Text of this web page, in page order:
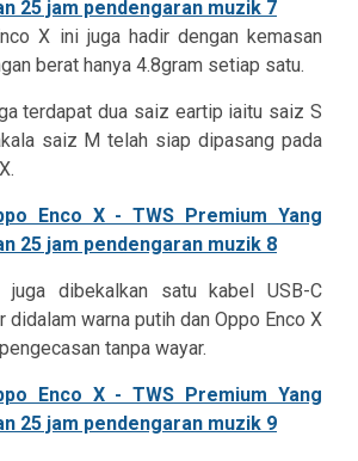
X ini juga hadir dengan kemasan
berat hanya 4.8gram setiap satu.
terdapat dua saiz eartip iaitu saiz S
saiz M telah siap dipasang pada
juga dibekalkan satu kabel USB-C
didalam warna putih dan Oppo Enco X
tanpa wayar.